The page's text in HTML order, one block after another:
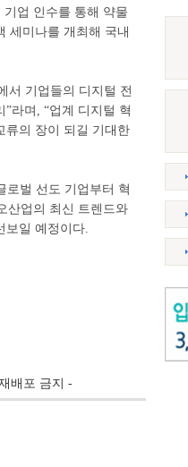
기업 인수를 통해 약물
세미나를 개최해 국내
서 기업들의 디지털 전
라며, “업계 디지털 혁
류의 장이 되길 기대한
로벌 선도 기업부터 혁
산업의 최신 트렌드와
보일 예정이다.
배포 금지 -